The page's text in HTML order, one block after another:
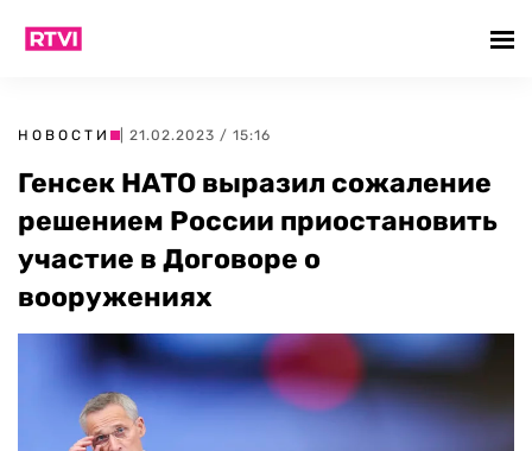
НОВОСТИ | 21.02.2023 / 15:16
Генсек НАТО выразил сожаление
решением России приостановить
участие в Договоре о
вооружениях